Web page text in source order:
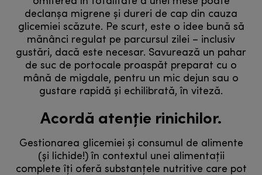
declanșa migrene și dureri de cap din cauza
glicemiei scăzute. Pe scurt, este o idee bună să
mănânci regulat pe parcursul zilei – inclusiv
gustări, dacă este necesar. Savurează un pahar
de suc de portocale proaspăt preparat cu o
mână de migdale, pentru un mic dejun sau o
gustare rapidă și echilibrată, în viteză.
Acordă atenție rinichilor.
Gestionarea glicemiei și consumul de alimente
(și lichide!) în contextul unei alimentații
complete îți oferă substanțele nutritive care pot